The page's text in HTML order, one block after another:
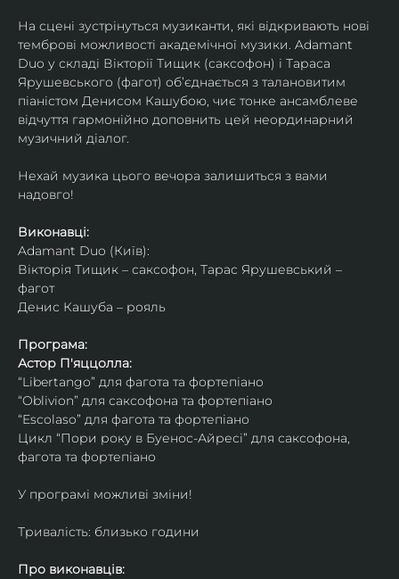
На сцені зустрінуться музиканти, які відкривають нові
темброві можливості академічної музики. Adamant
Duo у складі Вікторії Тищик (саксофон) і Тараса
Ярушевського (фагот) об’єднається з талановитим
піаністом Денисом Кашубою, чиє тонке ансамблеве
відчуття гармонійно доповнить цей неординарний
музичний діалог.
Нехай музика цього вечора залишиться з вами
надовго!
Виконавці:
Adamant Duo (Київ):
Вікторія Тищик – саксофон, Тарас Ярушевський –
фагот
Денис Кашуба – рояль
Програма:
Астор П'яццолла:
“Libertango” для фагота та фортепіано
“Oblivion” для саксофона та фортепіано
“Escolaso” для фагота та фортепіано
Цикл “Пори року в Буенос-Айресі” для саксофона,
фагота та фортепіано
У програмі можливі зміни!
Тривалість: близько години
Про виконавців: